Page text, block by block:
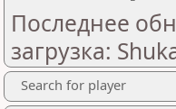
Последнее
загрузка:
Search for player